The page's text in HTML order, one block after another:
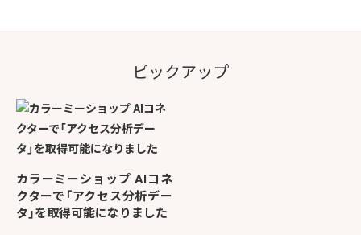
ピックアップ
カラーミーショップ AIコネ
クターで「アクセス分析デー
タ」を取得可能になりました